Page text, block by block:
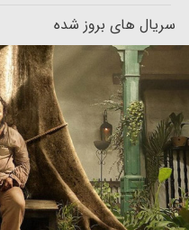
سریال های بروز شده